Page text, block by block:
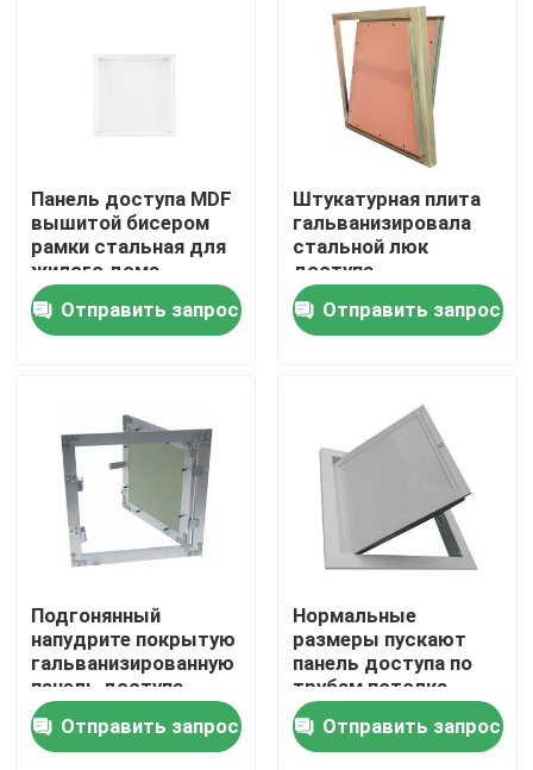
Продукты
О нас
Проверка качества
Свяжитесь мы
Спросите цитату
Алюминиевая панель доступа
Панель доступа MDF
вышитой бисером
рамки стальная для
жилого дома
Отправить запрос
Штукатурная плита
гальванизировала
стальной люк
доступа
огнезащитный
Отправить запрос
Подгонянный
напудрите покрытую
гальванизированную
панель доступа
потолка металла
Отправить запрос
Нормальные
размеры пускают
панель доступа по
трубам потолка
металла осмотра
Отправить запрос